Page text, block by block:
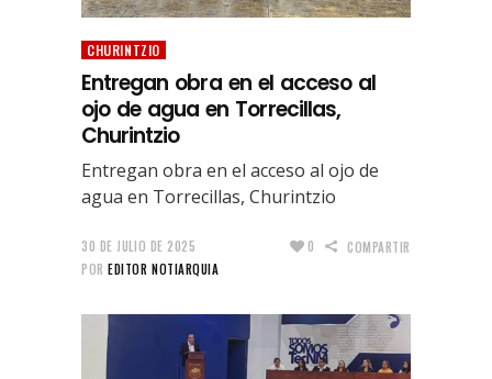
CHURINTZIO
Entregan obra en el acceso al
ojo de agua en Torrecillas,
Churintzio
Entregan obra en el acceso al ojo de
agua en Torrecillas, Churintzio
30 DE JULIO DE 2025
POR EDITOR NOTIARQUIA
0 COMPARTIR